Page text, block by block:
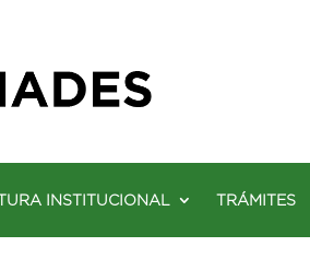
INSTITUCIONAL TRÁMITES